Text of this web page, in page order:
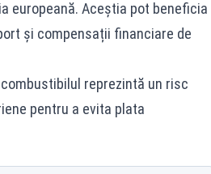
europeană. Aceștia pot beneficia
și compensații financiare de
reprezintă un risc
pentru a evita plata